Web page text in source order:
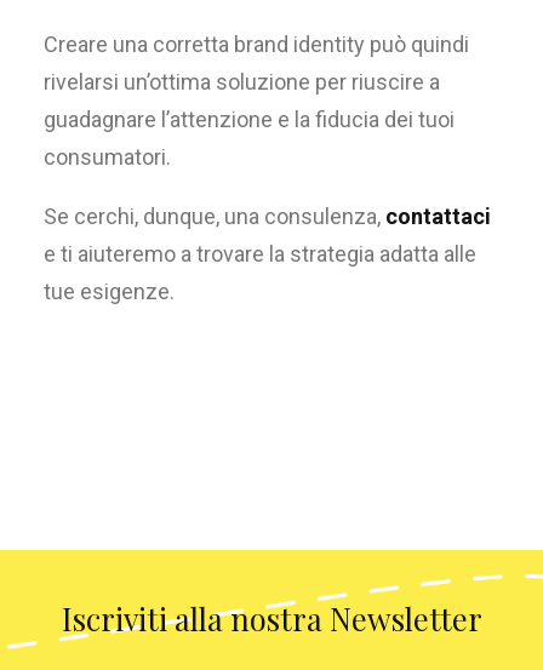
Creare una corretta brand identity può quindi
rivelarsi un’ottima soluzione per riuscire a
guadagnare l’attenzione e la fiducia dei tuoi
consumatori.
Se cerchi, dunque, una consulenza, contattaci
e ti aiuteremo a trovare la strategia adatta alle
tue esigenze.
Iscriviti alla nostra Newsletter